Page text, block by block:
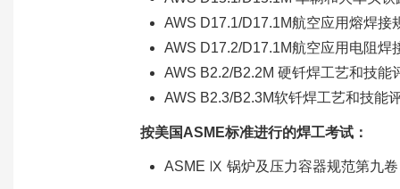
AWS D17.1/D17.1M航空应用熔焊接
AWS D17.2/D17.1M航空应用电阻焊
AWS B2.2/B2.2M 硬钎焊工艺和技能
AWS B2.3/B2.3M软钎焊工艺和技能
按美国ASME标准进行的焊工考试：
ASME Ⅸ 锅炉及压力容器规范第九卷